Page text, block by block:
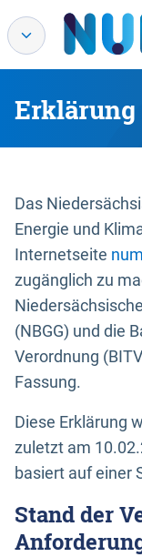
Das
Energie und
Internetseite
zugänglich zu
(NBGG) und die
Verordnung
Fassung.
Diese Erklärung
zuletzt am
basiert auf einer
Stand der